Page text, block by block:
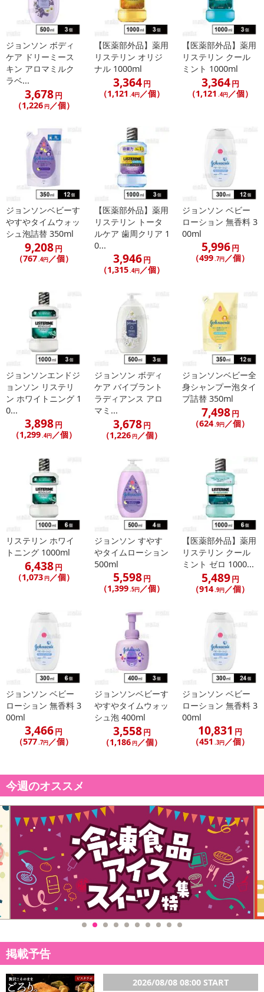
ジョンソン ボディ
ケア ドリーミース
キン アロマミルク
ラベ...
3,678円
（1,226 円／個）
【医薬部外品】薬用
リステリン オリジ
ナル 1000ml
3,364円
（1,121 .4円 ／個）
【医薬部外品】薬用
リステリン クール
ミント 1000ml
3,364円
（1,121 .4円 ／個）
ジョンソンベビーす
やすやタイムウォッ
シュ泡詰替 350ml
9,208円
（767.4円／個）
【医薬部外品】薬用
リステリン トータ
ルケア 歯周クリア 1
0...
3,946円
（1,315.4円／個）
ジョンソン ベビー
ローション 無香料 3
00ml
5,996円
（499.7円／個）
ジョンソンエンドジ
ョンソン リステリ
ン ホワイトニング 1
0...
3,898円
（1,299.4円／個）
ジョンソン ボディ
ケア バイブラント
ラディアンス アロ
マミ...
3,678円
（1,226 円／個）
ジョンソンベビー全
身シャンプー泡タイ
プ詰替 350ml
7,498円
（624.9円／個）
リステリン ホワイ
トニング 1000ml
6,438円
（1,073 円／個）
ジョンソン すやす
やタイムローション
500ml
5,598円
（1,399.5円 ／個）
【医薬部外品】薬用
リステリン クール
ミント ゼロ 1000...
5,489円
（914.9円 ／個）
ジョンソン ベビー
ローション 無香料 3
00ml
3,466円
（577.7円／個）
ジョンソンベビーす
やすやタイムウォッ
シュ泡 400ml
3,558円
（1,186 円／個）
ジョンソン ベビー
ローション 無香料 3
00ml
10,831 円
（451 .3円／個）
今週のオススメ
掲載予告
2026/08/08 08:00 START